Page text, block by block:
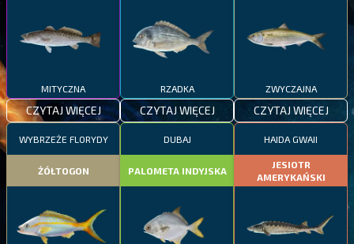
MITYCZNA
CZYTAJ WIĘCEJ
RZADKA
CZYTAJ WIĘCEJ
ZWYCZAJNA
CZYTAJ WIĘCEJ
WYBRZEŻE FLORYDY
ŻÓŁTOGON
DUBAJ
PALOMETA INDYJSKA
HAIDA GWAII
JESIOTR
AMERYKAŃSKI